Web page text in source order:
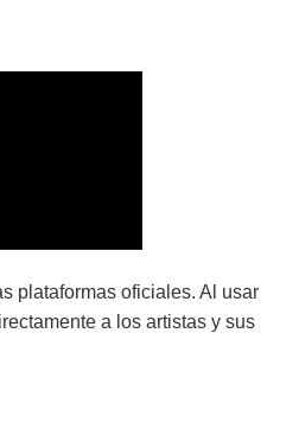
plataformas oficiales. Al usar
a los artistas y sus